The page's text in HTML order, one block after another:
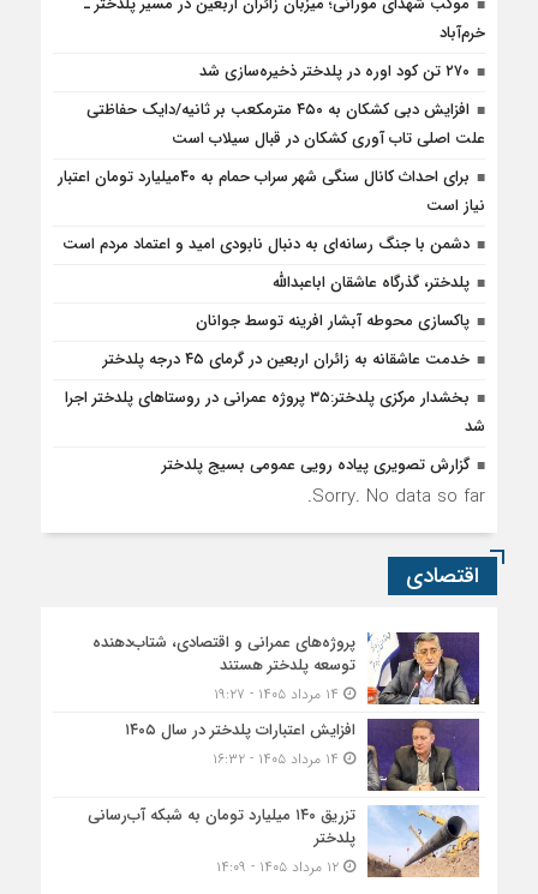
خرم‌آباد
۲۷۰ تن کود اوره در پلدختر ذخیره‌سازی شد
افزایش دبی کشکان به ۴۵۰ مترمکعب بر ثانیه/دایک حفاظتی
علت اصلی تاب آوری کشکان در قبال سیلاب است
برای احداث کانال سنگی شهر سراب حمام به ۴۰میلیارد تومان اعتبار
نیاز است
دشمن با جنگ رسانه‌ای به دنبال نابودی امید و اعتماد مردم است
پلدختر، گذرگاه عاشقان اباعبدالله
پاکسازی محوطه آبشار افرینه توسط جوانان
خدمت عاشقانه به زائران اربعین در گرمای ۴۵ درجه پلدختر
بخشدار مرکزی پلدختر:۳۵ پروژه عمرانی در روستاهای پلدختر اجرا
شد
گزارش تصویری پیاده رویی عمومی بسیج پلدختر
Sorry. No data so far.
اقتصادی
پروژه‌های عمرانی و اقتصادی، شتاب‌دهنده
توسعه پلدختر هستند
افزایش اعتبارات پلدختر در سال ۱۴۰۵
تزریق ۱۴۰ میلیارد تومان به شبکه آب‌رسانی
پلدختر
۱۲ مرداد ۱۴۰۵ - ۱۴:۰۹